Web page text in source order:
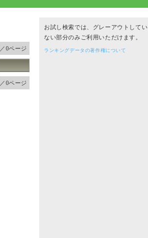
／0ページ
／0ページ
お試し検索では、グレーアウトしてい
ない部分のみご利用いただけます。
ランキングデータの著作権について